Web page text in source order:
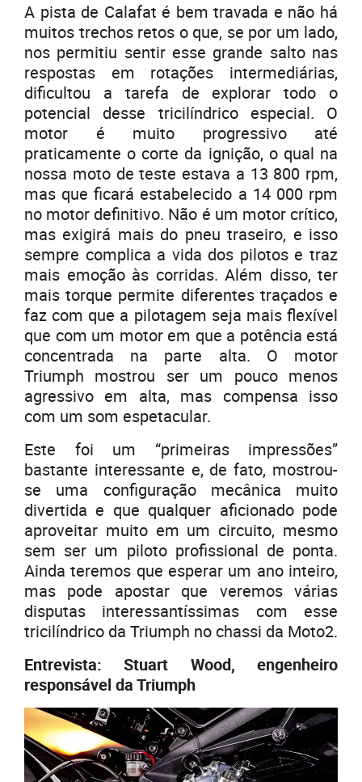
A pista de Calafat é bem travada e não há
muitos trechos retos o que, se por um lado,
nos permitiu sentir esse grande salto nas
respostas em rotações intermediárias,
dificultou a tarefa de explorar todo o
potencial desse tricilíndrico especial. O
motor é muito progressivo até
praticamente o corte da ignição, o qual na
nossa moto de teste estava a 13 800 rpm,
mas que ficará estabelecido a 14 000 rpm
no motor definitivo. Não é um motor crítico,
mas exigirá mais do pneu traseiro, e isso
sempre complica a vida dos pilotos e traz
mais emoção às corridas. Além disso, ter
mais torque permite diferentes traçados e
faz com que a pilotagem seja mais flexível
que com um motor em que a potência está
concentrada na parte alta. O motor
Triumph mostrou ser um pouco menos
agressivo em alta, mas compensa isso
com um som espetacular.
Este foi um “primeiras impressões”
bastante interessante e, de fato, mostrou-
se uma configuração mecânica muito
divertida e que qualquer aficionado pode
aproveitar muito em um circuito, mesmo
sem ser um piloto profissional de ponta.
Ainda teremos que esperar um ano inteiro,
mas pode apostar que veremos várias
disputas interessantíssimas com esse
tricilíndrico da Triumph no chassi da Moto2.
Entrevista: Stuart Wood, engenheiro
responsável da Triumph